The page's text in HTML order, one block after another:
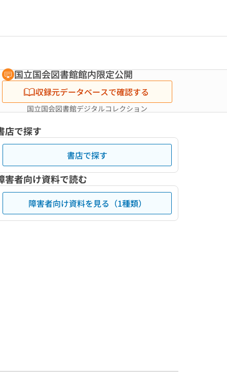
国立国会図書館館内限定公開
収録元データベースで確認する
国立国会図書館デジタルコレクション
店で探す
書店で探す
害者向け資料で読む
障害者向け資料を見る（1種類）